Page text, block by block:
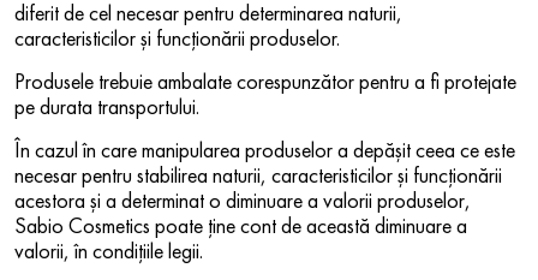
diferit de cel necesar pentru determinarea naturii,
caracteristicilor și funcționării produselor.
Produsele trebuie ambalate corespunzător pentru a fi protejate
pe durata transportului.
În cazul în care manipularea produselor a depășit ceea ce este
necesar pentru stabilirea naturii, caracteristicilor și funcționării
acestora și a determinat o diminuare a valorii produselor,
Sabio Cosmetics poate ține cont de această diminuare a
valorii, în condițiile legii.